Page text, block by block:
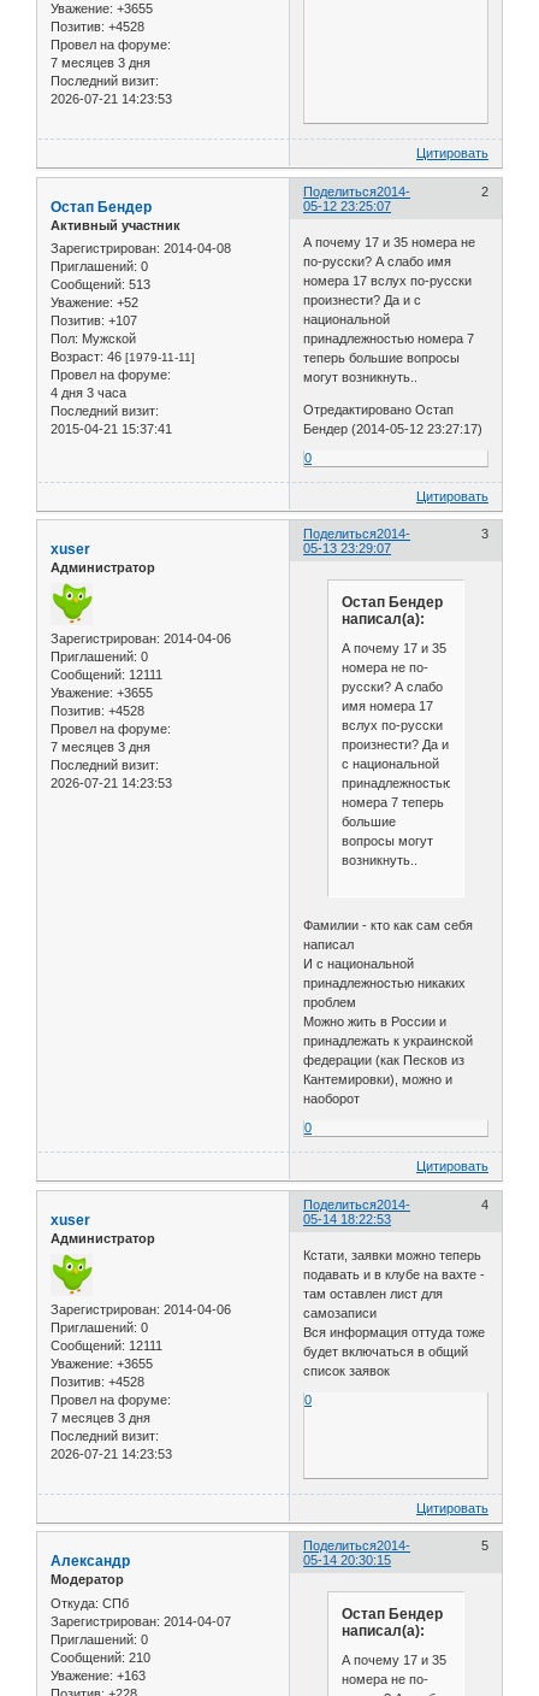
Уважение: +3655
Позитив: +4528
Провел на форуме:
7 месяцев 3 дня
Последний визит:
2026-07-21 14:23:53
Цитировать
Поделиться 2
2014-
05-12 23:25:07
Остап Бендер
Активный участник
Зарегистрирован: 2014-04-08
Приглашений: 0
Сообщений: 513
Уважение: +52
Позитив: +107
Пол: Мужской
Возраст: 46 [1979-11-11]
Провел на форуме:
4 дня 3 часа
Последний визит:
2015-04-21 15:37:41
А почему 17 и 35 номера не
по-русски? А слабо имя
номера 17 вслух по-русски
произнести? Да и с
национальной
принадлежностью номера 7
теперь большие вопросы
могут возникнуть..
Отредактировано Остап
Бендер (2014-05-12 23:27:17)
0
Цитировать
Поделиться 3
2014-
05-13 23:29:07
xuser
Администратор
Зарегистрирован: 2014-04-06
Приглашений: 0
Сообщений: 12111
Уважение: +3655
Позитив: +4528
Провел на форуме:
7 месяцев 3 дня
Последний визит:
2026-07-21 14:23:53
Остап Бендер
написал(а):
А почему 17 и 35
номера не по-
русски? А слабо
имя номера 17
вслух по-русски
произнести? Да и
с национальной
принадлежностью
номера 7 теперь
большие
вопросы могут
возникнуть..
Фамилии - кто как сам себя
написал
И с национальной
принадлежностью никаких
проблем
Можно жить в России и
принадлежать к украинской
федерации (как Песков из
Кантемировки), можно и
наоборот
0
Цитировать
Поделиться 4
2014-
05-14 18:22:53
xuser
Администратор
Зарегистрирован: 2014-04-06
Приглашений: 0
Сообщений: 12111
Уважение: +3655
Позитив: +4528
Провел на форуме:
7 месяцев 3 дня
Последний визит:
2026-07-21 14:23:53
Кстати, заявки можно теперь
подавать и в клубе на вахте -
там оставлен лист для
самозаписи
Вся информация оттуда тоже
будет включаться в общий
список заявок
0
Цитировать
Поделиться 5
2014-
05-14 20:30:15
Александр
Модератор
Откуда: СПб
Зарегистрирован: 2014-04-07
Приглашений: 0
Сообщений: 210
Уважение: +163
Остап Бендер
написал(а):
А почему 17 и 35
номера не по-